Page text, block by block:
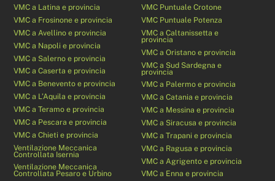
VMC a Latina e provincia
VMC a Frosinone e provincia
VMC a Avellino e provincia
VMC a Napoli e provincia
VMC a Salerno e provincia
VMC a Caserta e provincia
VMC a Benevento e provincia
VMC a L’Aquila e provincia
VMC a Teramo e provincia
VMC a Pescara e provincia
VMC a Chieti e provincia
Ventilazione Meccanica
Controllata Isernia
Ventilazione Meccanica
Controllata Pesaro e Urbino
VMC Puntuale Crotone
VMC Puntuale Potenza
VMC a Caltanissetta e
provincia
VMC a Oristano e provincia
VMC a Sud Sardegna e
provincia
VMC a Palermo e provincia
VMC a Catania e provincia
VMC a Messina e provincia
VMC a Siracusa e provincia
VMC a Trapani e provincia
VMC a Ragusa e provincia
VMC a Agrigento e provincia
VMC a Enna e provincia